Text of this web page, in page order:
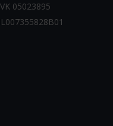
05023895